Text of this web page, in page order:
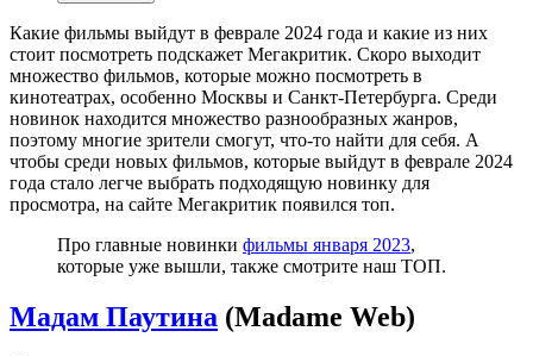
Какие фильмы выйдут в феврале 2024 года и какие из них
стоит посмотреть подскажет Мегакритик. Скоро выходит
множество фильмов, которые можно посмотреть в
кинотеатрах, особенно Москвы и Санкт-Петербурга. Среди
новинок находится множество разнообразных жанров,
поэтому многие зрители смогут, что-то найти для себя. А
чтобы среди новых фильмов, которые выйдут в феврале 2024
года стало легче выбрать подходящую новинку для
просмотра, на сайте Мегакритик появился топ.
Про главные новинки фильмы января 2023,
которые уже вышли, также смотрите наш ТОП.
Мадам Паутина (Madame Web)